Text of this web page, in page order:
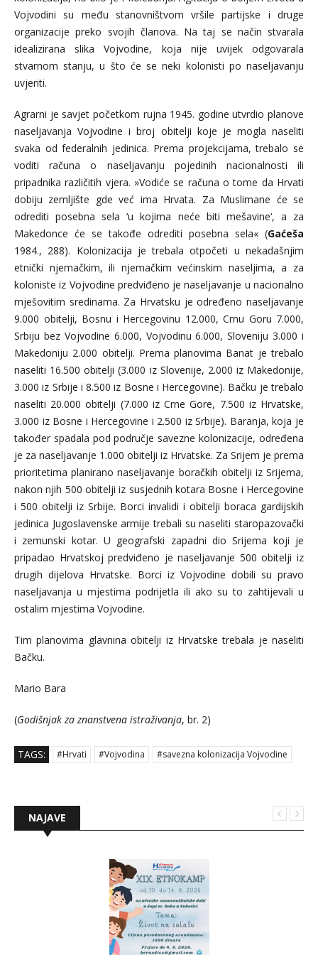
Vojvodini su među stanovništvom vršile partijske i druge
organizacije preko svojih članova. Na taj se način stvarala
idealizirana slika Vojvodine, koja nije uvijek odgovarala
stvarnom stanju, u što će se neki kolonisti po naseljavanju
uvjeriti.
Agrarni je savjet početkom rujna 1945. godine utvrdio planove
naseljavanja Vojvodine i broj obitelji koje je mogla naseliti
svaka od federalnih jedinica. Prema projekcijama, trebalo se
voditi računa o naseljavanju pojedinih nacionalnosti ili
pripadnika različitih vjera. »Vodiće se računa o tome da Hrvati
dobiju zemljište gde već ima Hrvata. Za Muslimane će se
odrediti posebna sela ‘u kojima neće biti mešavine‘, a za
Makedonce će se takođe odrediti posebna sela« (Gaćeša
1984., 288). Kolonizacija je trebala otpočeti u nekadašnjim
etnički njemačkim, ili njemačkim većinskim naseljima, a za
koloniste iz Vojvodine predviđeno je naseljavanje u nacionalno
mješovitim sredinama. Za Hrvatsku je određeno naseljavanje
9.000 obitelji, Bosnu i Hercegovinu 12.000, Crnu Goru 7.000,
Srbiju bez Vojvodine 6.000, Vojvodinu 6.000, Sloveniju 3.000 i
Makedoniju 2.000 obitelji. Prema planovima Banat je trebalo
naseliti 16.500 obitelji (3.000 iz Slovenije, 2.000 iz Makedonije,
3.000 iz Srbije i 8.500 iz Bosne i Hercegovine). Bačku je trebalo
naseliti 20.000 obitelji (7.000 iz Crne Gore, 7.500 iz Hrvatske,
3.000 iz Bosne i Hercegovine i 2.500 iz Srbije). Baranja, koja je
također spadala pod područje savezne kolonizacije, određena
je za naseljavanje 1.000 obitelji iz Hrvatske. Za Srijem je prema
prioritetima planirano naseljavanje boračkih obitelji iz Srijema,
nakon njih 500 obitelji iz susjednih kotara Bosne i Hercegovine
i 500 obitelji iz Srbije. Borci invalidi i obitelji boraca gardijskih
jedinica Jugoslavenske armije trebali su naseliti staropazovački
i zemunski kotar. U geografski zapadni dio Srijema koji je
pripadao Hrvatskoj predviđeno je naseljavanje 500 obitelji iz
drugih dijelova Hrvatske. Borci iz Vojvodine dobili su pravo
naseljavanja u mjestima podrijetla ili ako su to zahtijevali u
ostalim mjestima Vojvodine.
Tim planovima glavnina obitelji iz Hrvatske trebala je naseliti
Bačku.
Mario Bara
(Godišnjak za znanstvena istraživanja, br. 2)
TAGS: #Hrvati #Vojvodina #savezna kolonizacija Vojvodine
NAJAVE